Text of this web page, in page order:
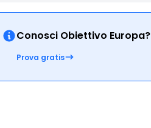
Conosci Obiettivo Europa?
Prova gratis